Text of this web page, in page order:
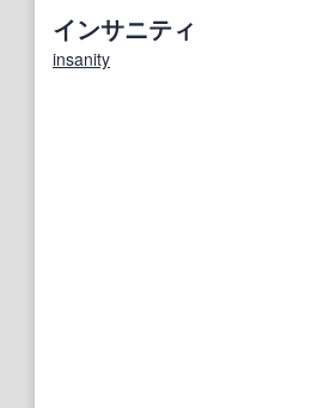
インサニティ
insanity